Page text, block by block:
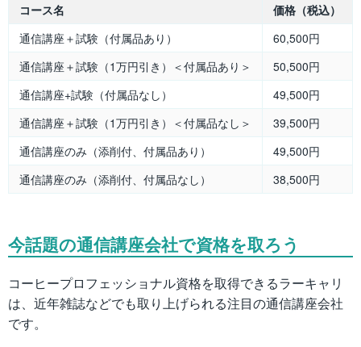
コース名
価格（税込）
通信講座＋試験（付属品あり）
60,500円
通信講座＋試験（1万円引き）＜付属品あり＞
50,500円
通信講座+試験（付属品なし）
49,500円
通信講座＋試験（1万円引き）＜付属品なし＞
39,500円
通信講座のみ（添削付、付属品あり）
49,500円
通信講座のみ（添削付、付属品なし）
38,500円
今話題の通信講座会社で資格を取ろう
コーヒープロフェッショナル資格を取得できるラーキャリ
は、近年雑誌などでも取り上げられる注目の通信講座会社
です。